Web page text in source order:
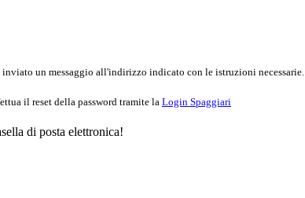
inviato un messaggio all'indirizzo indicato con le istruzioni necessarie.
il reset della password tramite la Login Spaggiari
di posta elettronica!